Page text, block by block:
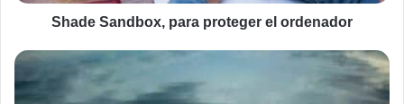
Shade Sandbox, para proteger el ordenador
Relación
entre